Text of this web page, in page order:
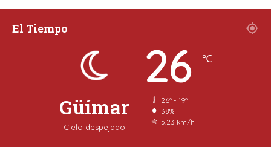
El Tiempo
Güímar
Cielo despejado
26 ℃
26º - 19º
38%
5.23 km/h